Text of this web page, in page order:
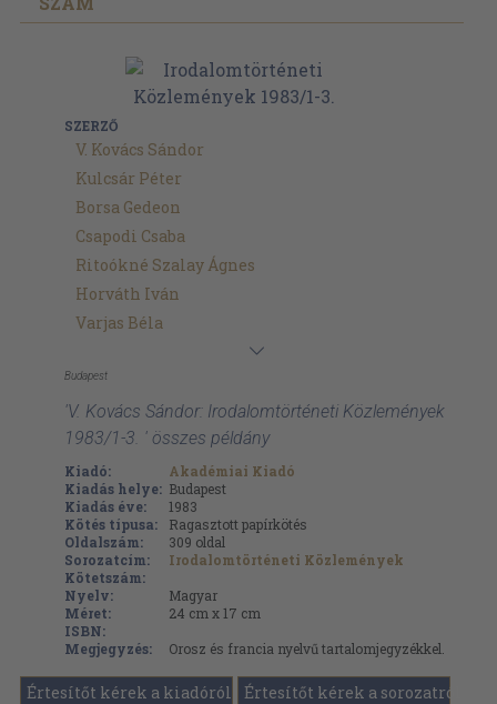
SZERZŐ
V. Kovács Sándor
Kulcsár Péter
Borsa Gedeon
Csapodi Csaba
Ritoókné Szalay Ágnes
Horváth Iván
Varjas Béla
Budapest
'V. Kovács Sándor: Irodalomtörténeti Közlemények
1983/1-3. ' összes példány
Kiadó:
Akadémiai Kiadó
Kiadás helye: Budapest
Kiadás éve:
1983
Kötés típusa:
Ragasztott papírkötés
Oldalszám:
309 oldal
Sorozatcím:
Irodalomtörténeti Közlemények
Kötetszám:
Nyelv:
Magyar
Méret:
24 cm x 17 cm
ISBN:
Megjegyzés:
Orosz és francia nyelvű tartalomjegyzékkel.
Értesítőt kérek a kiadóról Értesítőt kérek a sorozatról